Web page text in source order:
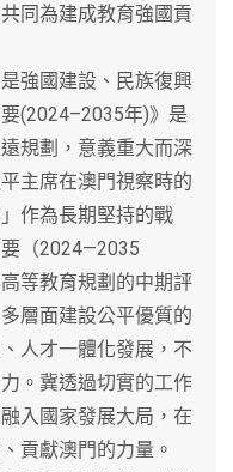
同為建成教育強國貢
強國建設、民族復興
(2024–2035年)》是
規劃，意義重大而深
主席在澳門視察時的
作為長期堅持的戰
（2024—2035
等教育規劃的中期評
層面建設公平優質的
人才一體化發展，不
。冀透過切實的工作
入國家發展大局，在
貢獻澳門的力量。